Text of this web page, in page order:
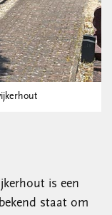
is een
staat om